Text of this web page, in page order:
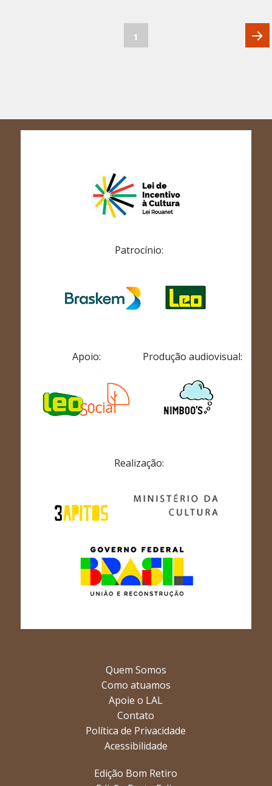
1
Patrocínio:
Apoio: Produção audiovisual:
Realização:
Quem Somos
Como atuamos
Apoie o LAL
Contato
Política de Privacidade
Acessibilidade
Edição Bom Retiro